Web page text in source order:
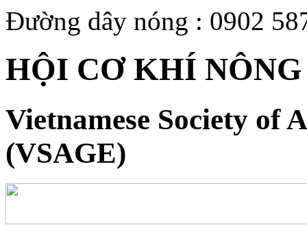
Đường dây nóng : 0902
HỘI CƠ KHÍ
Vietnamese Society of
(VSAGE)